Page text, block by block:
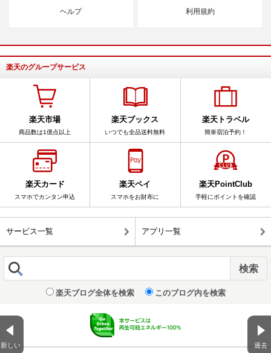
新しい 過去
ヘルプ 利用規約
楽天のグループサービス
楽天市場
商品数は1億点以上
楽天ブックス
いつでも全品送料無料
楽天トラベル
簡単宿泊予約！
楽天カード
スマホでカンタン申込
楽天ペイ
スマホをお財布に
楽天PointClub
手軽にポイントを確認
サービス一覧 アプリ一覧
楽天ブログ全体を検索 このブログ内を検索